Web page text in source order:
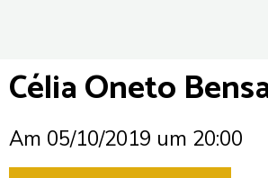
Célia Oneto
Am 05/10/2019 um 20:00